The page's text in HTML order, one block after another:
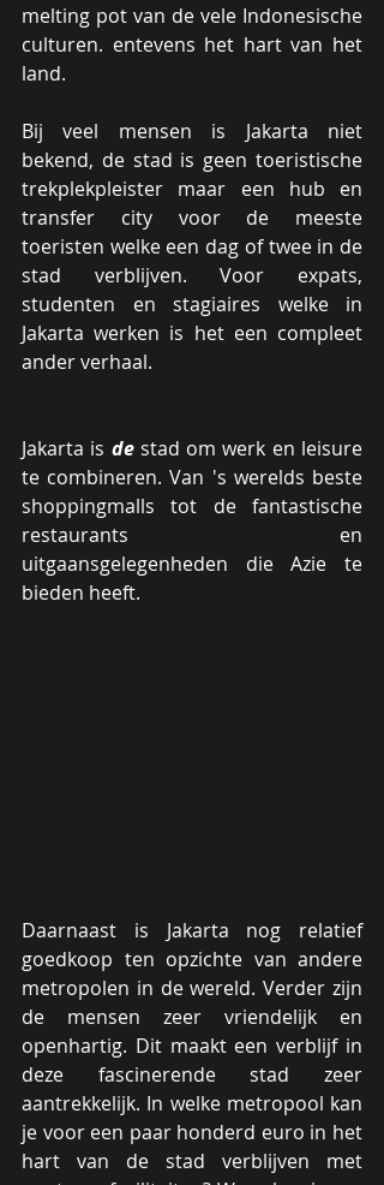
melting pot van de vele Indonesische
culturen. entevens het hart van het
land.
Bij veel mensen is Jakarta niet
bekend, de stad is geen toeristische
trekplekpleister maar een hub en
transfer city voor de meeste
toeristen welke een dag of twee in de
stad verblijven. Voor expats,
studenten en stagiaires welke in
Jakarta werken is het een compleet
ander verhaal.
Jakarta is de stad om werk en leisure
te combineren. Van 's werelds beste
shoppingmalls tot de fantastische
restaurants en
uitgaansgelegenheden die Azie te
bieden heeft.
Daarnaast is Jakarta nog relatief
goedkoop ten opzichte van andere
metropolen in de wereld. Verder zijn
de mensen zeer vriendelijk en
openhartig. Dit maakt een verblijf in
deze fascinerende stad zeer
aantrekkelijk. In welke metropool kan
je voor een paar honderd euro in het
hart van de stad verblijven met